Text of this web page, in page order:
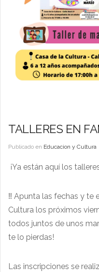
TALLERES EN
Publicado en Educacion y Cultura
¡Ya están aquí los
‼️ Apunta las fechas y te
Cultura los próximos
todos juntos de unos
te lo pierdas!
Las inscripciones se